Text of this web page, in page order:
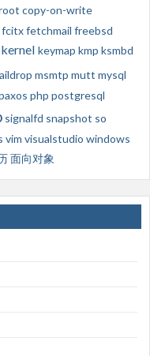
copy-on-write
fcitxfetchmail freebsd
kernel keymap kmp ksmbd
msmtp mutt mysql
php postgresql
signalfd snapshot so
vim visualstudio windows
面向对象